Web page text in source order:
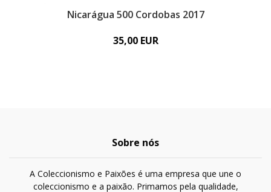
Nicarágua 500 Cordobas 2017
35,00 EUR
Sobre nós
A Coleccionismo e Paixões é uma empresa que une o
coleccionismo e a paixão. Primamos pela qualidade,